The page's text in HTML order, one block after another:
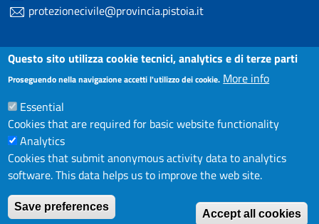
protezionecivile@provincia.pistoia.it
Small prints
Useful links section
Dichiarazione di accessibilità
Note Legali
Privacy
Contatti
© 2025 Provincia di Pistoia
Questo sito utilizza cookie tecnici, analytics e di terze parti
Proseguendo nella navigazione accetti l'utilizzo dei cookie. More info
Essential
Cookies that are required for basic website functionality
Analytics
Cookies that submit anonymous activity data to analytics
software. This data helps us to improve the web site.
Save preferences
Accept all cookies